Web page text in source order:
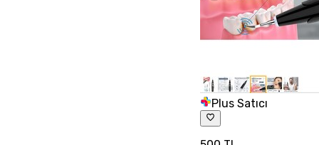
Plus Satıcı